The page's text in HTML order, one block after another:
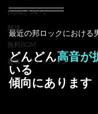
作詞について
雑談
無料BGM
趣味・ファッション
最近の邦ロックにおける
どんどん高音が
いる
傾向にあります